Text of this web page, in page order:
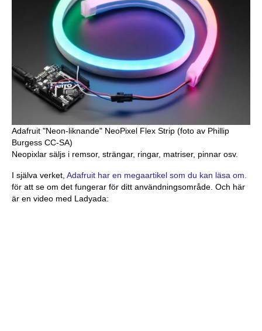
Adafruit "Neon-liknande" NeoPixel Flex Strip (foto av Phillip
Burgess CC-SA)
Neopixlar säljs i remsor, strängar, ringar, matriser, pinnar osv.
I själva verket, Adafruit har en megaartikel som du kan läsa om.
för att se om det fungerar för ditt användningsområde. Och här
är en video med Ladyada: